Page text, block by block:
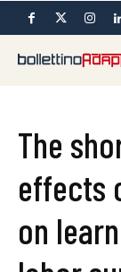
The
effects
on